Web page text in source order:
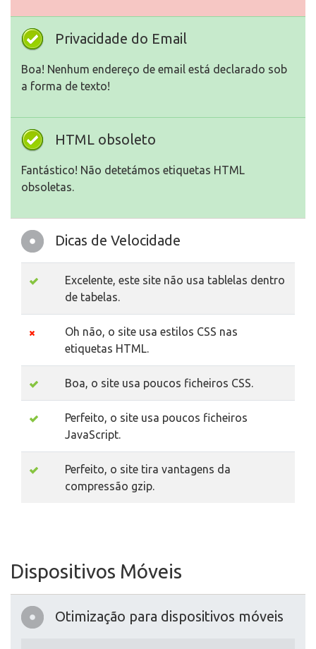
Privacidade do Email
Boa! Nenhum endereço de email está declarado sob
a forma de texto!
HTML obsoleto
Fantástico! Não detetámos etiquetas HTML
obsoletas.
Dicas de Velocidade
Excelente, este site não usa tablelas dentro
de tabelas.
Oh não, o site usa estilos CSS nas
etiquetas HTML.
Boa, o site usa poucos ficheiros CSS.
Perfeito, o site usa poucos ficheiros
JavaScript.
Perfeito, o site tira vantagens da
compressão gzip.
Dispositivos Móveis
Otimização para dispositivos móveis